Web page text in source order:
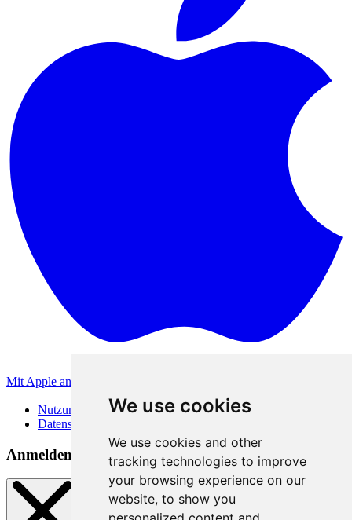
We use cookies
We use cookies and other
tracking technologies to improve
your browsing experience on our
website, to show you
Mit Apple anmelden
Nutzungsbedingungen
Datenschutzerklärung
Anmeldemethoden